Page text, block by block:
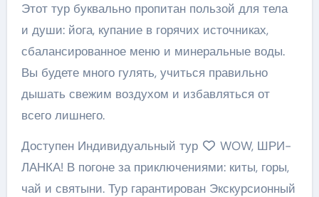
Этот тур буквально пропитан пользой для тела
и души: йога, купание в горячих источниках,
сбалансированное меню и минеральные воды.
Вы будете много гулять, учиться правильно
дышать свежим воздухом и избавляться от
всего лишнего.
Доступен Индивидуальный тур
WOW, ШРИ-
ЛАНКА! В погоне за приключениями: киты, горы,
чай и святыни. Тур гарантирован Экскурсионный